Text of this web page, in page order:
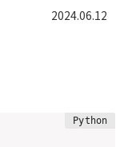
2024.06.12